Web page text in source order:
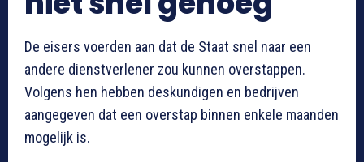
De eisers voerden aan dat de Staat snel naar een
andere dienstverlener zou kunnen overstappen.
Volgens hen hebben deskundigen en bedrijven
aangegeven dat een overstap binnen enkele maanden
mogelijk is.